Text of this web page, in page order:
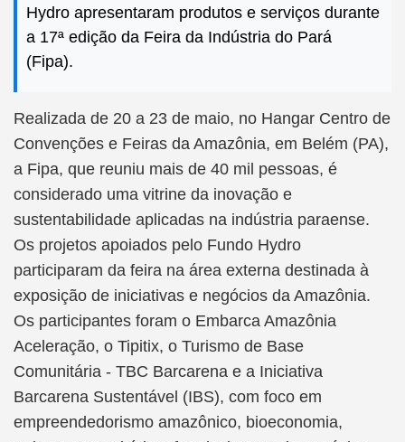
Hydro apresentaram produtos e serviços durante
a 17ª edição da Feira da Indústria do Pará
(Fipa).
Realizada de 20 a 23 de maio, no Hangar Centro de
Convenções e Feiras da Amazônia, em Belém (PA),
a Fipa, que reuniu mais de 40 mil pessoas, é
considerado uma vitrine da inovação e
sustentabilidade aplicadas na indústria paraense.
Os projetos apoiados pelo Fundo Hydro
participaram da feira na área externa destinada à
exposição de iniciativas e negócios da Amazônia.
Os participantes foram o Embarca Amazônia
Aceleração, o Tipitix, o Turismo de Base
Comunitária - TBC Barcarena e a Iniciativa
Barcarena Sustentável (IBS), com foco em
empreendedorismo amazônico, bioeconomia,